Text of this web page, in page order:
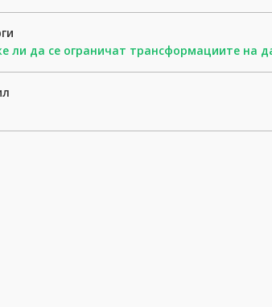
ли да се ограничат трансформациите на